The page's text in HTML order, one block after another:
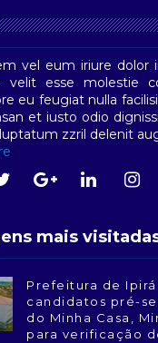
vel eum iriure dolor
velit esse molestie
eu feugiat nulla
et iusto odio
zzril delenit
mais
Prefeitura de
candidatos pré-
do Minha Casa,
para verificação